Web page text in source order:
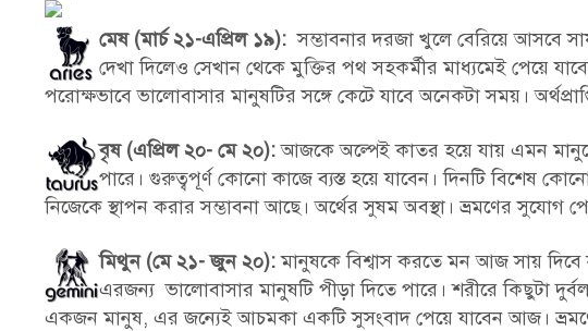
মেষ (মার্চ ২১-এপ্রিল ১৯): সম্ভাবনার দরজা খুলে বেরিয়ে আসবে
দেখা দিলেও সেখান থেকে মুক্তির পথ সহকর্মীর মাধ্যমেই পেয়ে
পরোক্ষভাবে ভালোবাসার মানুষটির সঙ্গে কেটে যাবে অনেকটা সময়।
বৃষ (এপ্রিল ২০- মে ২০):আজকে অল্পেই কাতর হয়ে যায় এমন
পারে। গুরুত্বপূর্ণ কোনো কাজে ব্যস্ত হয়ে যাবেন। দিনটি বিশেষ
নিজেকে স্থাপন করার সম্ভাবনা আছে। অর্থের সুষম অবস্থা। ভ্রমণের সুযোগ
মিথুন (মে ২১- জুন ২০):মানুষকে বিশ্বাস করতে মন আজ সায়
এরজন্য ভালোবাসার মানুষটি পীড়া দিতে পারে। শরীরে কিছুটা
একজন মানুষ, এর জন্যেই আচমকা একটি সুসংবাদ পেয়ে যাবেন আজ। ভ্রমণে